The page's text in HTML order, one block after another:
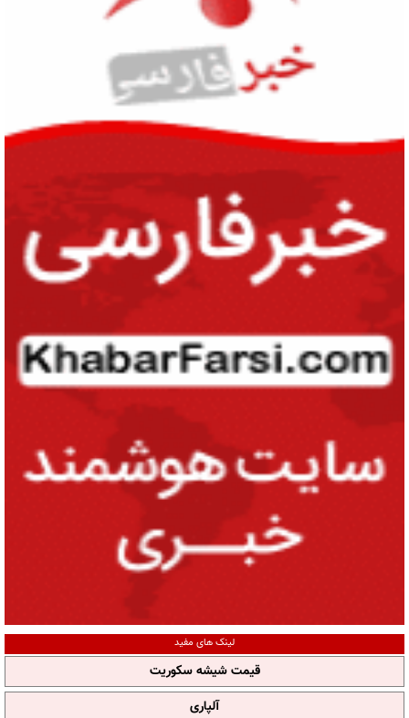
لینک های مفید
قیمت شیشه سکوریت
آلپاری